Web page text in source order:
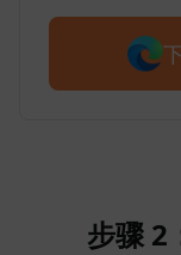
步骤 2